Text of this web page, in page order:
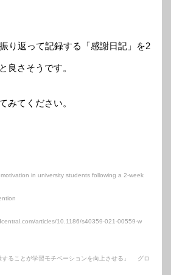
り返って記録する「感謝日記」を2
良さそうです。
みてください。
in university students following a 2-week
articles/10.1186/s40359-021-00559-w
することが学習モチベーションを向上させる」 グロ